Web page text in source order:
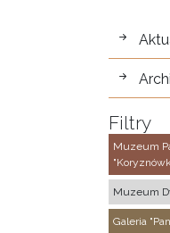
Filtry
Muzeum
Muzeum
Galeria